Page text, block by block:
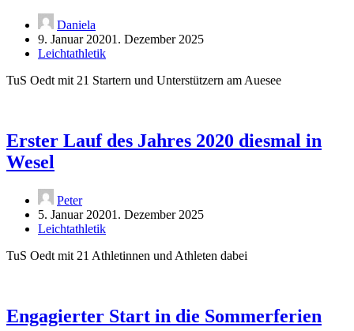
Daniela
9. Januar 20201. Dezember 2025
Leichtathletik
TuS Oedt mit 21 Startern und Unterstützern am Auesee
Erster Lauf des Jahres 2020 diesmal in
Wesel
Peter
5. Januar 20201. Dezember 2025
Leichtathletik
TuS Oedt mit 21 Athletinnen und Athleten dabei
Engagierter Start in die Sommerferien